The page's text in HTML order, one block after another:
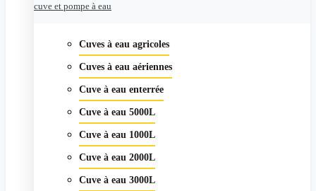
cuve et pompe à eau
Cuves à eau agricoles
Cuves à eau aériennes
Cuve à eau enterrée
Cuve à eau 5000L
Cuve à eau 1000L
Cuve à eau 2000L
Cuve à eau 3000L